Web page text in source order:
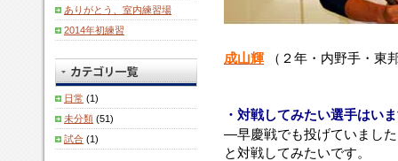
成山輝 （２年・内野手・東
・対戦してみたい選手はい
―早慶戦でも投げていまし
と対戦してみたいです。
ありがとう、室内練習場
2014年初練習
日常 (1)
未分類 (51)
試合 (1)